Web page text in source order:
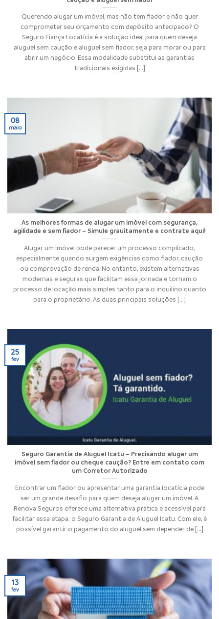
Querendo alugar um imóvel, mas não tem fiador e não quer
comprometer seu orçamento com depósito antecipado? O
Seguro Fiança Locatícia é a solução ideal para quem deseja
aluguel sem caução e aluguel sem fiador, seja para morar ou para
abrir um negócio. Essa modalidade substitui as garantias
tradicionais exigidas [...]
As melhores formas de alugar um imóvel com segurança,
agilidade e sem fiador – Simule grauitamente e contrate aqui!
Alugar um imóvel pode parecer um processo complicado,
especialmente quando surgem exigências como fiador, caução
ou comprovação de renda. No entanto, existem alternativas
modernas e seguras que facilitam essa jornada e tornam o
processo de locação mais simples tanto para o inquilino quanto
para o proprietário. As duas principais soluções [...]
08
maio
Seguro Garantia de Aluguel Icatu – Precisando alugar um
imóvel sem fiador ou cheque caução? Entre em contato com
um Corretor Autorizado
Encontrar um fiador ou apresentar uma garantia locatícia pode
ser um grande desafio para quem deseja alugar um imóvel. A
Renova Seguros oferece uma alternativa prática e acessível para
facilitar essa etapa: o Seguro Garantia de Aluguel Icatu. Com ele, é
possível garantir o pagamento do aluguel sem depender de [...]
25
fev
13
fev